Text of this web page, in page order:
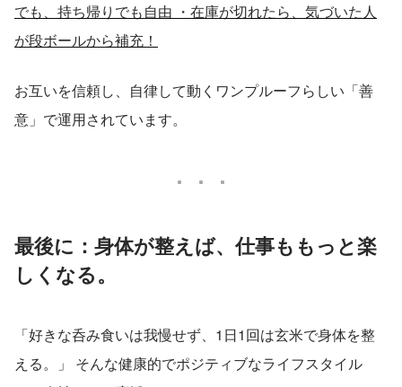
でも、持ち帰りでも自由 ・在庫が切れたら、気づいた人
が段ボールから補充！
お互いを信頼し、自律して動くワンプルーフらしい「善
意」で運用されています。
最後に：身体が整えば、仕事ももっと楽
しくなる。
「好きな呑み食いは我慢せず、1日1回は玄米で身体を整
える。」 そんな健康的でポジティブなライフスタイル